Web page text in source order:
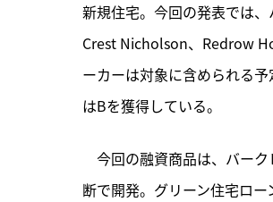
新規住宅。今回の発表では
Crest Nicholson、Redrow
ーカーは対象に含められる
はBを獲得している。
今回の融資商品は、バー
断で開発。グリーン住宅ロ